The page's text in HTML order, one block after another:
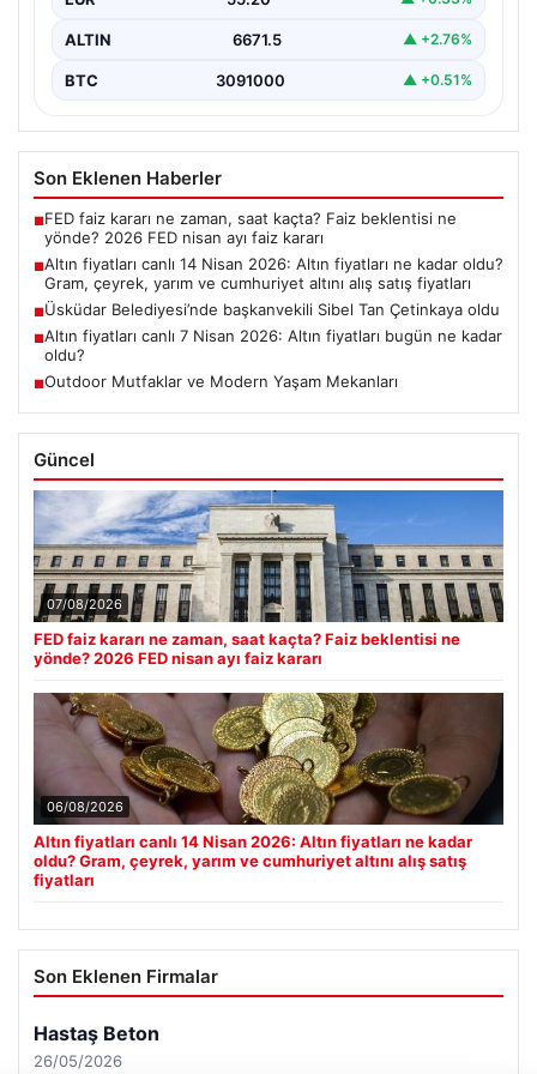
ALTIN 6671.5 ▲ +2.76%
BTC 3091000 ▲ +0.51%
Son Eklenen Haberler
■FED faiz kararı ne zaman, saat kaçta? Faiz beklentisi ne
yönde? 2026 FED nisan ayı faiz kararı
■Altın fiyatları canlı 14 Nisan 2026: Altın fiyatları ne kadar oldu?
Gram, çeyrek, yarım ve cumhuriyet altını alış satış fiyatları
■Üsküdar Belediyesi’nde başkanvekili Sibel Tan Çetinkaya oldu
■Altın fiyatları canlı 7 Nisan 2026: Altın fiyatları bugün ne kadar
oldu?
■Outdoor Mutfaklar ve Modern Yaşam Mekanları
Güncel
07/08/2026
FED faiz kararı ne zaman, saat kaçta? Faiz beklentisi ne
yönde? 2026 FED nisan ayı faiz kararı
06/08/2026
Altın fiyatları canlı 14 Nisan 2026: Altın fiyatları ne kadar
oldu? Gram, çeyrek, yarım ve cumhuriyet altını alış satış
fiyatları
Son Eklenen Firmalar